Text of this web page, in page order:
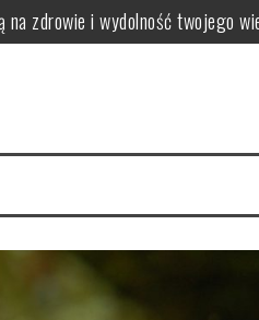
na zdrowie i wydolność twojego
i opasów
dla koni z problemami
warto poznać